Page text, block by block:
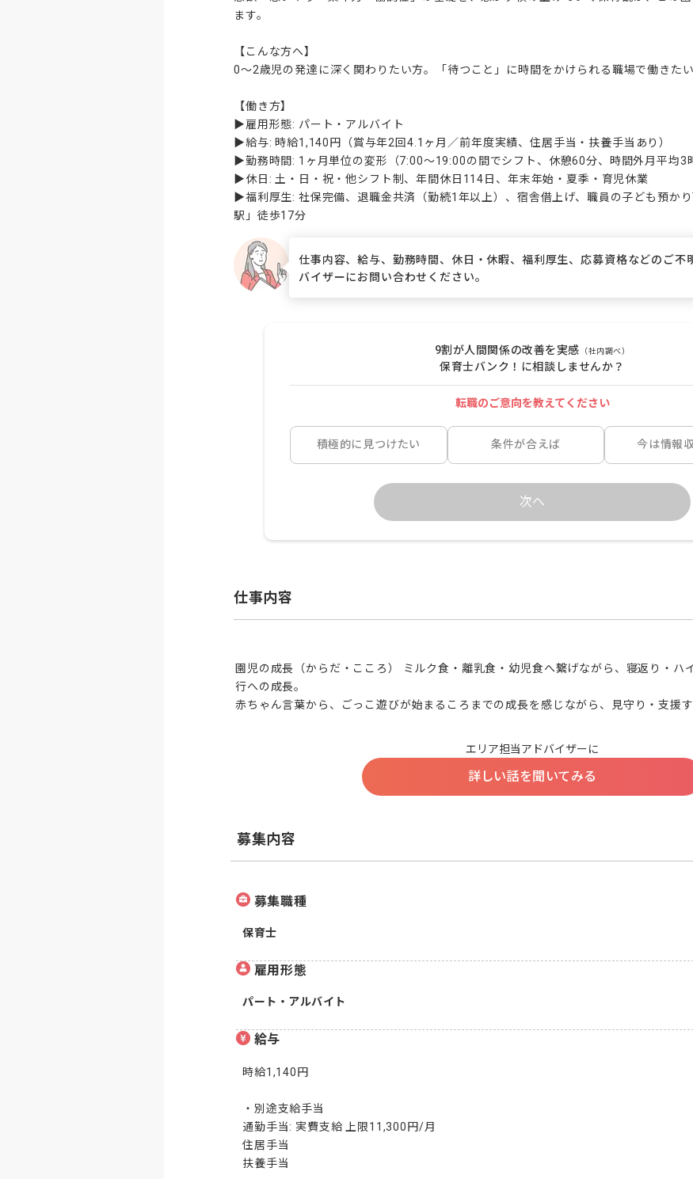
ます。
【こんな方へ】
0〜2歳児の発達に深く関わりたい方。「待つこと」に時間をかけられる職場で働きたい
【働き方】
▶雇用形態: パート・アルバイト
▶給与: 時給1,140円（賞与年2回4.1ヶ月／前年度実績、住居手当・扶養手当あり）
▶勤務時間: 1ヶ月単位の変形（7:00〜19:00の間でシフト、休憩60分、時間外月平均3
▶休日: 土・日・祝・他シフト制、年間休日114日、年末年始・夏季・育児休業
▶福利厚生: 社保完備、退職金共済（勤続1年以上）、宿舎借上げ、職員の子ども預か
駅」徒歩17分
仕事内容、給与、勤務時間、休日・休暇、福利厚生、応募資格などのご不
バイザーにお問い合わせください。
9割が人間関係の改善を実感 （社内調べ）
保育士バンク！に相談しませんか？
転職のご意向を教えてください
積極的に見つけたい 条件が合えば 今は情報
次へ
仕事内容
園児の成長（からだ・こころ） ミルク食・離乳食・幼児食へ繋げながら、寝返り・ハ
行への成長。
赤ちゃん言葉から、ごっこ遊びが始まるころまでの成長を感じながら、見守り・支援す
エリア担当アドバイザーに
詳しい話を聞いてみる
募集内容
募集職種
保育士
雇用形態
パート・アルバイト
給与
時給1,140円
・別途支給手当
通勤手当: 実費支給 上限11,300円/月
住居手当
扶養手当